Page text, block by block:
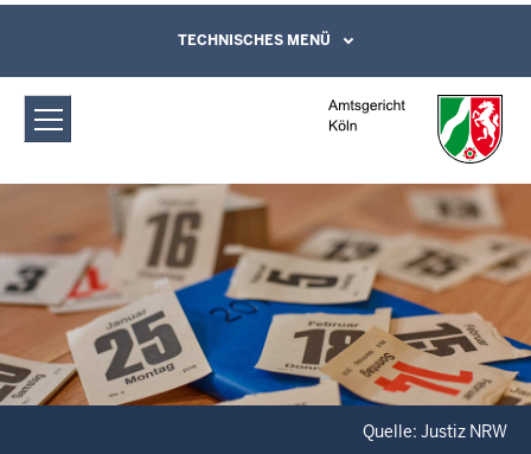
Amtsgericht Köln: Sitzungstermine
Direkt zum Inhalt
Leichte Sprache, Gebärdensprachenvideo
und Kontaktformular
TECHNISCHES MENÜ
Quelle: Justiz NRW